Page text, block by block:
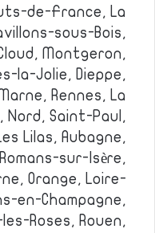
de-France, La
sous-Bois,
Montgeron,
la-Jolie, Dieppe,
Rennes, La
Nord, Saint-Paul,
Lilas, Aubagne,
sur-Isère,
Orange, Loire-
en-Champagne,
Roses, Rouen,